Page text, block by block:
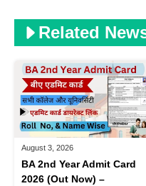
Related
August 3, 2026
BA 2nd Year Admit Card
2026 (Out Now) –